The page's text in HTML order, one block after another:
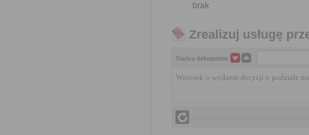
brak
Zrealizuj usługę
Nazwa dokumentu
Wniosek o wydanie decyzji o podziale